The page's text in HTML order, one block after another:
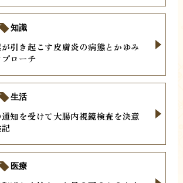
引き起こす皮膚炎の病態とかゆみ
ローチ
知識
知を受けて大腸内視鏡検査を決意
生活
医療